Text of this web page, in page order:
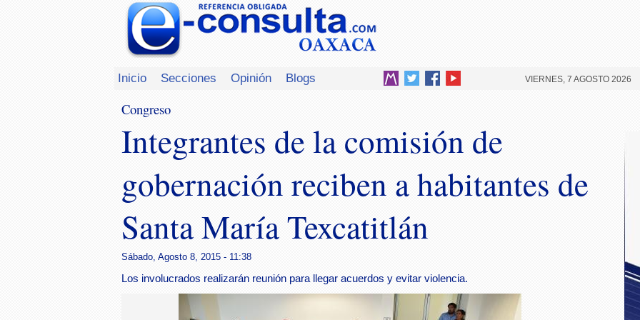
Inicio Secciones Opinión Blogs VIERNES, 7 AGOSTO 2026
Congreso
Integrantes de la comisión de
gobernación reciben a habitantes de
Santa María Texcatitlán
Sábado, Agosto 8, 2015 - 11:38
Los involucrados realizarán reunión para llegar acuerdos y evitar violencia.